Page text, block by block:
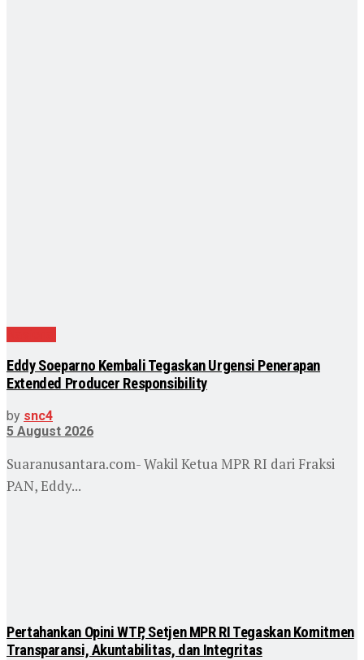
Eddy Soeparno Kembali Tegaskan Urgensi Penerapan
Extended Producer Responsibility
by snc4
5 August 2026
Suaranusantara.com- Wakil Ketua MPR RI dari Fraksi
PAN, Eddy...
Pertahankan Opini WTP, Setjen MPR RI Tegaskan Komitmen
Transparansi, Akuntabilitas, dan Integritas